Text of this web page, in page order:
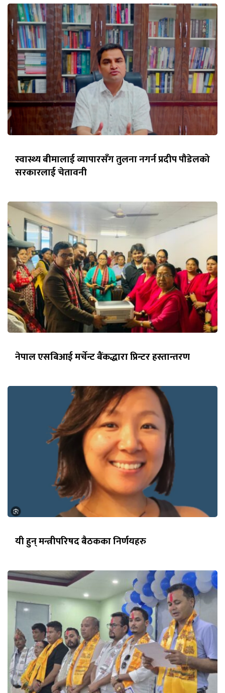
स्वास्थ्य बीमालाई व्यापारसँग तुलना नगर्न प्रदीप पौडेलको
सरकारलाई चेतावनी
नेपाल एसबिआई मर्चेन्ट बैंकद्धारा प्रिन्टर हस्तान्तरण
यी हुन् मन्त्रीपरिषद बैठकका निर्णयहरु